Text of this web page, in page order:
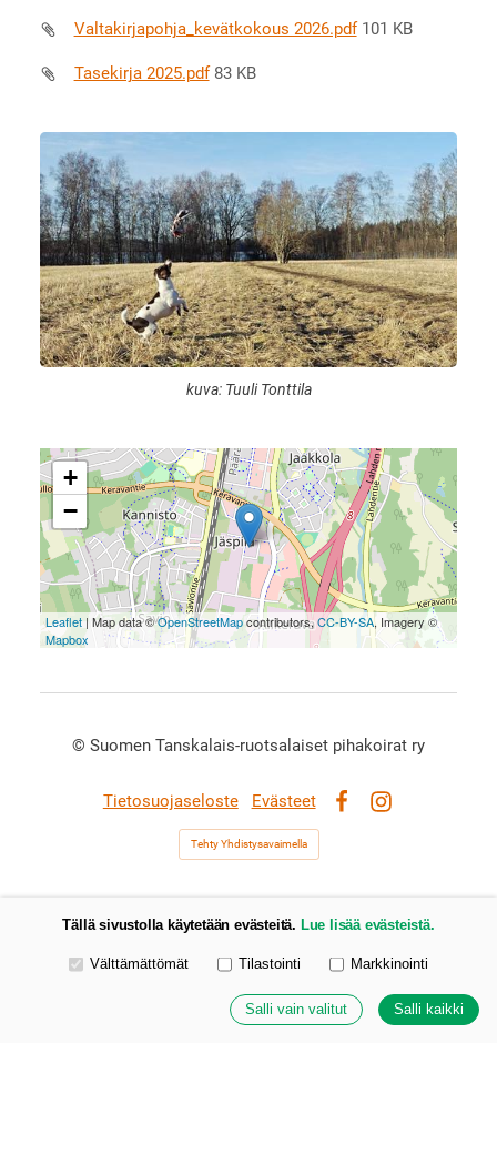
Valtakirjapohja_kevätkokous 2026.pdf 101 KB
Tasekirja 2025.pdf 83 KB
kuva: Tuuli Tonttila
+
−
Leaflet| Map data ©OpenStreetMapcontributors,CC-BY-SA, Imagery ©
Mapbox
© Suomen Tanskalais-ruotsalaiset pihakoirat ry
Tietosuojaseloste
Evästeet
Tehty Yhdistysavaimella
Tällä sivustolla käytetään evästeitä. Lue lisää evästeistä.
Valitse käytettävät evästeet
Välttämättömät Tilastointi Markkinointi
Salli vain valitut Salli kaikki